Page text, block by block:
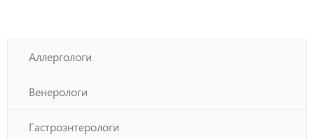
Аллергологи
Венерологи
Гастроэнтерологи